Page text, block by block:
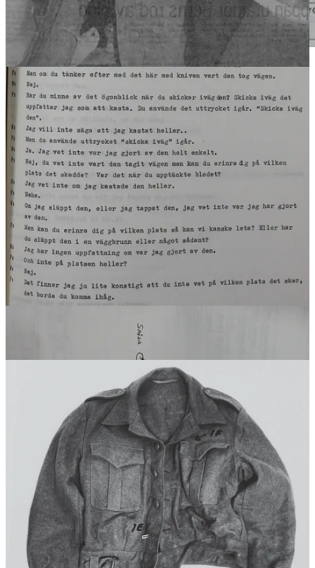
“De ska inte sätta dit Jacques”
De två vännerna till Magnus – Peter och Jocke – har först svårt att
förstå vad som hänt. De ser tumultet på håll, men uppfattar inte att
kniv används. Först när de möter blodet vid dörren och Magnus
livlösa kropp inne på Berns går det upp för dem hur illa det är.
Båda chockas svårt. Ändå finns det uppgifter om att en av
syndikalisterna som var kvar kort på platsen innan även de flydde –
ska ha yttrat att “de ska inte sätta dit Jacques för det här”. I
utredningen framgår också att kamraterna till Wallner i sina förhör
gör vad de kan för att tona ner hans roll och beskriva situationen
som en slags olycklig nödsituation. När Kriminalvården genomför
en personundersökning av Wallners person så intervjuar de hela 13
personer som nästan alltför samstämmigt vittnar om att Wallner är
timid och snäll, att ens i en personutredning tala med så många som
13 vänner till en misstänkt torde vara unikt.
fullständigt över styr. Men i kombination med hur saken snart
kommer att hanteras i media får lojaliteten en särskild betydelse.
Nordenmarks jacka, vars modell bars av brittiska piloter när de stred
mot Nazi-Tyskland, benämndes av Aftonbladet och Expressen som
“nazistuniform”.
Mediebilden: fascisten som fick skylla sig själv